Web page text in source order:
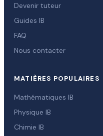
Devenir tuteur
Guides IB
FAQ
Nous contacter
MATIÈRES POPULAIRES
Mathématiques IB
Physique IB
Chimie IB